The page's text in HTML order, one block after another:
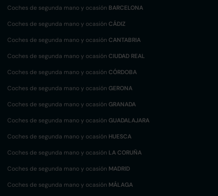
Coches de segunda mano y ocasión BARCELONA
Coches de segunda mano y ocasión CÁDIZ
Coches de segunda mano y ocasión CANTABRIA
Coches de segunda mano y ocasión CIUDAD REAL
Coches de segunda mano y ocasión CÓRDOBA
Coches de segunda mano y ocasión GERONA
Coches de segunda mano y ocasión GRANADA
Coches de segunda mano y ocasión GUADALAJARA
Coches de segunda mano y ocasión HUESCA
Coches de segunda mano y ocasión LA CORUÑA
Coches de segunda mano y ocasión MADRID
Coches de segunda mano y ocasión MÁLAGA